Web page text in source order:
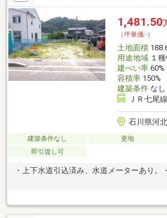
1,481.50
（坪単価:-）
土地面積
用途地域１種
建ぺい率60%
容積率150%
建築条件なし
ＪＲ七尾
石川県河
建築条件なし 更地
即引渡し可
・上下水道引込済み、水道メーターあり。